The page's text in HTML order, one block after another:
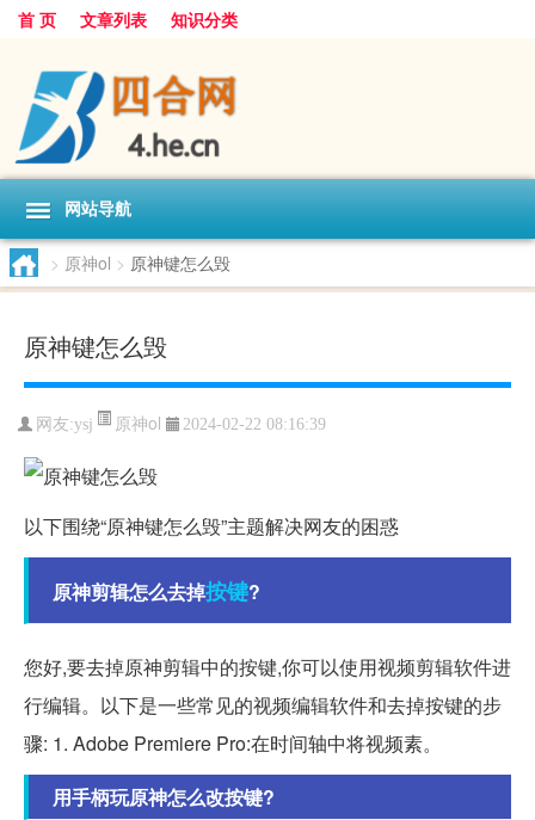
首 页 文章列表 知识分类
网站导航
> 原神ol > 原神键怎么毁
原神键怎么毁
网友:ysj 原神ol 2024-02-22 08:16:39
以下围绕“原神键怎么毁”主题解决网友的困惑
原神剪辑怎么去掉按键?
您好,要去掉原神剪辑中的按键,你可以使用视频剪辑软件进
行编辑。以下是一些常见的视频编辑软件和去掉按键的步
骤: 1. Adobe Premiere Pro:在时间轴中将视频素。
用手柄玩原神怎么改按键?